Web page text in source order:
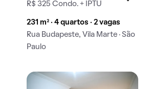
R$ 325 Condo. + IPTU
231 m² · 4 quartos · 2 vagas
Rua Budapeste, Vila Marte · São
Paulo